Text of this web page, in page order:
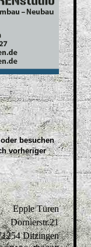
besuchen
vorheriger
Epple Türen
Dornierstr.21
Ditzingen